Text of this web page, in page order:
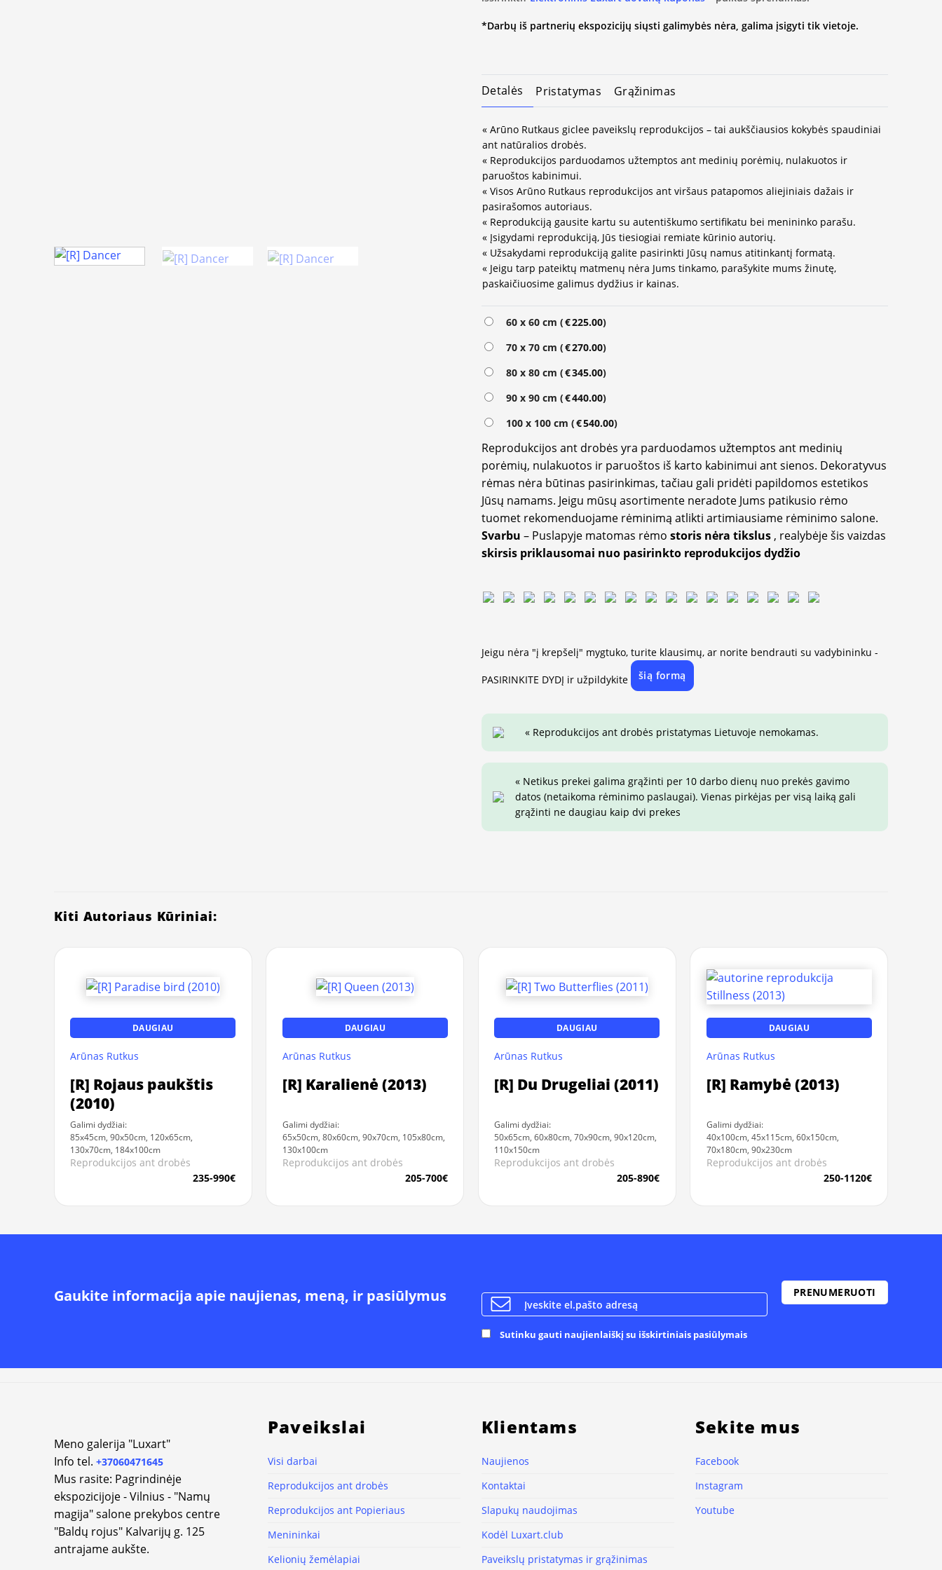
*Darbų iš partnerių ekspozicijų siųsti galimybės nėra, galima įsigyti tik vietoje.
Detalės Pristatymas Grąžinimas
« Arūno Rutkaus giclee paveikslų reprodukcijos – tai aukščiausios kokybės spaudiniai
ant natūralios drobės.
« Reprodukcijos parduodamos užtemptos ant medinių porėmių, nulakuotos ir
paruoštos kabinimui.
« Visos Arūno Rutkaus reprodukcijos ant viršaus patapomos aliejiniais dažais ir
pasirašomos autoriaus.
« Reprodukciją gausite kartu su autentiškumo sertifikatu bei menininko parašu.
« Įsigydami reprodukciją, Jūs tiesiogiai remiate kūrinio autorių.
« Užsakydami reprodukciją galite pasirinkti Jūsų namus atitinkantį formatą.
« Jeigu tarp pateiktų matmenų nėra Jums tinkamo, parašykite mums žinutę,
paskaičiuosime galimus dydžius ir kainas.
60 x 60 cm (€225.00)
70 x 70 cm (€270.00)
80 x 80 cm (€345.00)
90 x 90 cm (€440.00)
100 x 100 cm (€540.00)
Reprodukcijos ant drobės yra parduodamos užtemptos ant medinių
porėmių, nulakuotos ir paruoštos iš karto kabinimui ant sienos. Dekoratyvus
rėmas nėra būtinas pasirinkimas, tačiau gali pridėti papildomos estetikos
Jūsų namams. Jeigu mūsų asortimente neradote Jums patikusio rėmo
tuomet rekomenduojame rėminimą atlikti artimiausiame rėminimo salone.
Svarbu – Puslapyje matomas rėmo storis nėra tikslus , realybėje šis vaizdas
skirsis priklausomai nuo pasirinkto reprodukcijos dydžio
Jeigu nėra "į krepšelį" mygtuko, turite klausimų, ar norite bendrauti su vadybininku -
PASIRINKITE DYDĮ ir užpildykite šią formą
« Reprodukcijos ant drobės pristatymas Lietuvoje nemokamas.
« Netikus prekei galima grąžinti per 10 darbo dienų nuo prekės gavimo
datos (netaikoma rėminimo paslaugai). Vienas pirkėjas per visą laiką gali
grąžinti ne daugiau kaip dvi prekes
Kiti Autoriaus Kūriniai:
DAUGIAU
Arūnas Rutkus
[R] Rojaus paukštis
(2010)
Galimi dydžiai:
85x45cm, 90x50cm, 120x65cm,
130x70cm, 184x100cm
Reprodukcijos ant drobės
235-990€
DAUGIAU
Arūnas Rutkus
[R] Karalienė (2013)
Galimi dydžiai:
65x50cm, 80x60cm, 90x70cm, 105x80cm,
130x100cm
Reprodukcijos ant drobės
205-700€
DAUGIAU
Arūnas Rutkus
[R] Du Drugeliai (2011)
Galimi dydžiai:
50x65cm, 60x80cm, 70x90cm, 90x120cm,
110x150cm
Reprodukcijos ant drobės
205-890€
DAUGIAU
Arūnas Rutkus
[R] Ramybė (2013)
Galimi dydžiai:
40x100cm, 45x115cm, 60x150cm,
70x180cm, 90x230cm
Reprodukcijos ant drobės
250-1120€
Gaukite informacija apie naujienas, meną, ir pasiūlymus
Sutinku gauti naujienlaiškį su išskirtiniais pasiūlymais
Meno galerija "Luxart"
Info tel. +37060471645
Mus rasite: Pagrindinėje
ekspozicijoje - Vilnius - "Namų
magija" salone prekybos centre
"Baldų rojus" Kalvarijų g. 125
antrajame aukšte.
Paveikslai
Visi darbai
Reprodukcijos ant drobės
Reprodukcijos ant Popieriaus
Menininkai
Kelionių žemėlapiai
Klientams
Naujienos
Kontaktai
Slapukų naudojimas
Kodėl Luxart.club
Paveikslų pristatymas ir grąžinimas
Sekite mus
Facebook
Instagram
Youtube